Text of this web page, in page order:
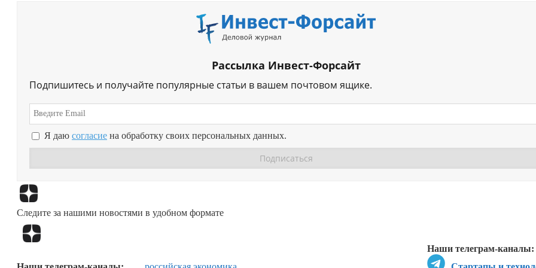
Рассылка Инвест-Форсайт
Подпишитесь и получайте популярные статьи в вашем почтовом ящике.
Я даю согласие на обработку своих персональных данных.
Следите за нашими новостями в удобном формате
Наши телеграм-каналы: